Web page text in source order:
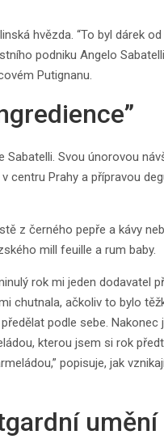
hvězda. “To byl dárek od
podniku Angelo
Putignanu.
Sabatelli. Svou únorovou
centru Prahy a přípravou
z černého pepře a kávy
mill feuille a rum baby.
rok mi jeden dodavatel
chutnala, ačkoliv to bylo
podle sebe. Nakonec
kterou jsem si rok
popisuje, jak
umění